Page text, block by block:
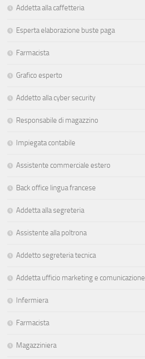
Addetta alla caffetteria
Esperta elaborazione buste paga
Farmacista
Grafico esperto
Addetto alla cyber security
Responsabile di magazzino
Impiegata contabile
Assistente commerciale estero
Back office lingua francese
Addetta alla segreteria
Assistente alla poltrona
Addetto segreteria tecnica
Addetta ufficio marketing e comunicazione
Infermiera
Farmacista
Magazziniera